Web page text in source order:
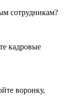
сотрудникам?
кадровые
воронку,